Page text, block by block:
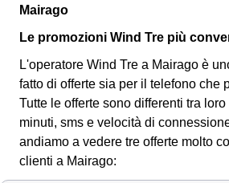
Mairago
Le promozioni Wind Tre più
L'operatore Wind Tre a Mairago è
fatto di offerte sia per il telefono che
Tutte le offerte sono differenti tra
minuti, sms e velocità di
andiamo a vedere tre offerte molto
clienti a Mairago: